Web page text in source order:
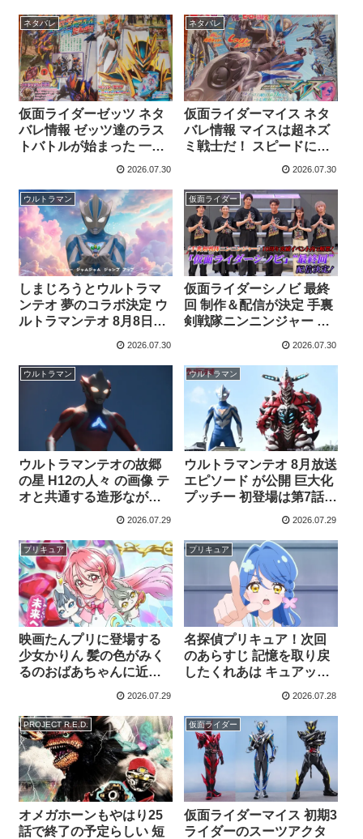
トグ テオのピンチにプッ
チーが巨大化したぞ！
た物に見覚えのある物を
発見 これって銀河連邦警
察の手錠と警察手帳？
ネタバレ
仮面ライダーゼッツ ネタ
バレ情報 ゼッツ達のラス
トバトルが始まった 一人
になっても悪夢から人々
しかし 莫の体は現実と夢
の境を失いつつある
2026.07.30
ネタバレ
仮面ライダーマイス ネタ
バレ情報 マイスは超ネズ
ミ戦士だ！ スピードに優
れ どんな所でも素早く動
士マオウ 武器は大剣マオ
ウブレイド もう一人の猫
リドはマオウの為闘う
2026.07.30
ウルトラマン
しまじろうとウルトラマ
ンテオ 夢のコラボ決定 ウ
ルトラマンテオ 8月8日
(土)から4週連続で テレビ
番組 しまじろうのわお！
に登場 テオの手のひらに
乗ってハッピー・ジャム
ジャムを踊る姿も
2026.07.30
仮面ライダー
仮面ライダーシノビ 最終
回 制作＆配信が決定 手裏
剣戦隊ニンニンジャー ワ
ッショイ10周年突破！イ
ベント内で解禁 ニンニン
ジャーイベントでの発表
は ニンニンジャーキャス
トの出演もあるから？
2026.07.30
ウルトラマン
ウルトラマンテオの故郷
の星 H12の人々 の画像 テ
オと共通する造形ながら
頭部の形状 体の紋様 カラ
れ違う 今後物語の中で登
場するのだろうか
2026.07.29
ウルトラマン
ウルトラマンテオ 8月放送
エピソード が公開 巨大化
プッチー 初登場は第7話
22日放送は特別総集編 テ
ーコの前にキングオブモ
ンスの元でおなじみ 赤い
球が姿を現す
2026.07.29
プリキュア
映画たんプリに登場する
少女かりん 髪の色がみく
るのおばあちゃんに近い
ゃんではないかとの考察
時空を行き来するたんプ
リの世界観ならありえな
い設定ではない？
2026.07.29
プリキュア
名探偵プリキュア！次回
のあらすじ 記憶を取り戻
したくれあは キュアット
当だが 探偵ではなかった
と打ち明ける 長谷川育美
が聞いて驚いたというく
れあの過去も語られる
か？
2026.07.28
PROJECT R.E.D.
オメガホーンもやはり25
話で終了の予定らしい 短
仮面ライダー
仮面ライダーマイス 初期3
ライダーのスーツアクタ